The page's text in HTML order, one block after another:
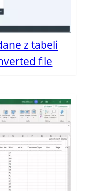
z tabeli
file